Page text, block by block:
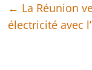
← La Réunion
électricité avec